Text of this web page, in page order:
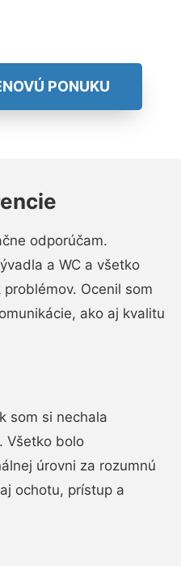
PONUKU
odporúčam.
a WC a všetko
Ocenil som
ako aj kvalitu
som si nechala
Všetko bolo
úrovni za rozumnú
ochotu, prístup a